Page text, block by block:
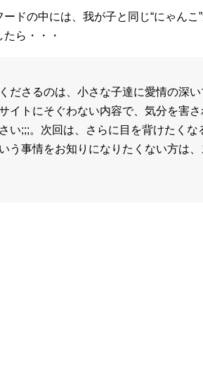
ドの中には、我が子と同じ“にゃんこ
ら・・・
ださるのは、小さな子達に愛情の深
イトにそぐわない内容で、気分を害
い;;;。次回は、さらに目を背けたくな
う事情をお知りになりたくない方は